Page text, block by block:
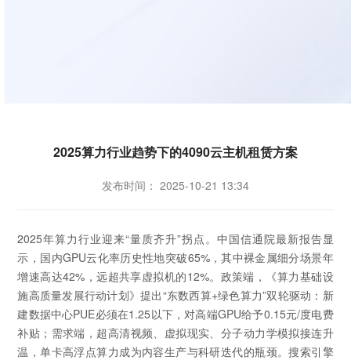
2025算力行业趋势下的4090云主机租赁方案
发布时间： 2025-10-21 13:34
2025年算力行业迎来“量质齐升”拐点。中国信通院最新报告显
示，国内GPU云化率历史性地突破65%，其中裸金属细分场景年
增速高达42%，远超共享虚拟机的12%。政策端，《算力基础设
施高质量发展行动计划》提出“东数西算+绿色算力”双轮驱动：新
建数据中心PUE必须在1.25以下，对高端GPU给予0.15元/度电费
补贴；需求端，超高清视频、虚拟现实、分子动力学模拟接连升
温，单卡高浮点算力成为内容生产与科研迭代的瓶颈。搜索引擎